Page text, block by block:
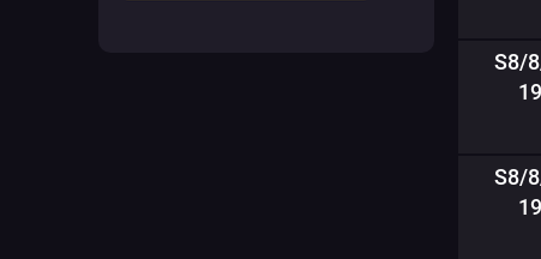
S8/
S8/